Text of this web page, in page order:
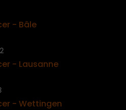
- Bâle
- Lausanne
- Wettingen